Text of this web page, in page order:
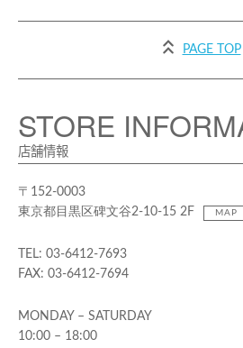
PAGE TOP
STORE
店舗情報
〒152-0003
東京都目黒区碑文谷2-10-15 2F
MAP
TEL: 03-6412-7693
FAX: 03-6412-7694
MONDAY – SATURDAY
10:00 – 18:00